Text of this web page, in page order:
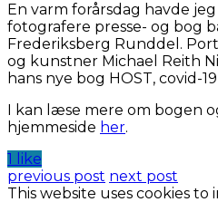
En varm forårsdag havde
fotografere presse- og bog
Frederiksberg Runddel.
og kunstner Michael Reith
hans nye bog HOST, covid-
I kan læse mere om bogen
hjemmeside her.
1 like
previous post next post
This website uses cookies